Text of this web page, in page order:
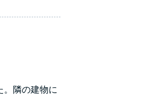
。隣の建物に